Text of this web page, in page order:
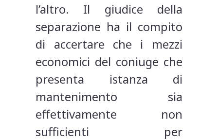
l’altro. Il giudice della
separazione ha il compito
di accertare che i mezzi
economici del coniuge che
presenta istanza di
mantenimento sia
effettivamente non
sufficienti per